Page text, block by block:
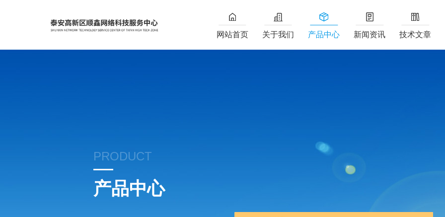
网站首页 关于我们 产品中心 新闻资讯 技术文章
PRODUCT
产品中心